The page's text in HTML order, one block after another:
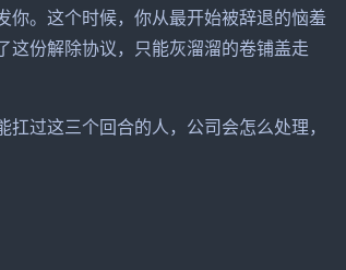
。这个时候，你从最开始被辞退的恼羞
这份解除协议，只能灰溜溜的卷铺盖走
过这三个回合的人，公司会怎么处理，